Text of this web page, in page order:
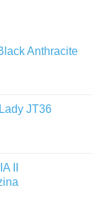
Anthracite
JT36
II